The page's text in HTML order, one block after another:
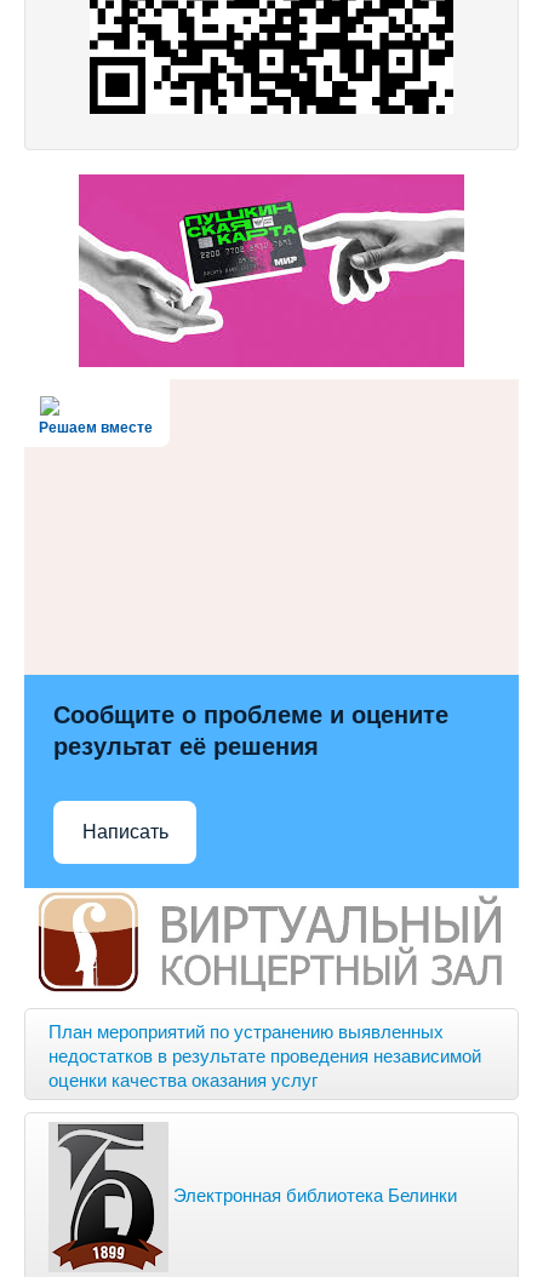
Решаем вместе
Сообщите о проблеме и оцените
результат её решения
Написать
План мероприятий по устранению выявленных
недостатков в результате проведения независимой
оценки качества оказания услуг
Электронная библиотека Белинки